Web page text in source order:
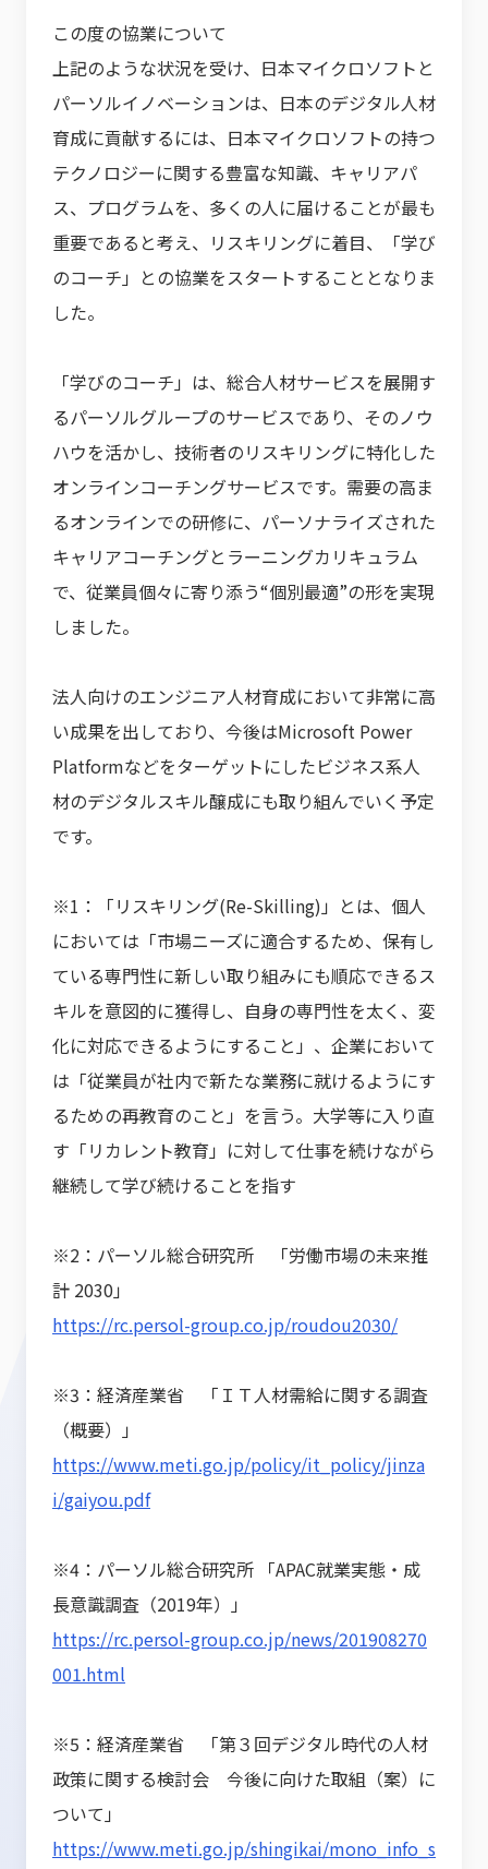
この度の協業について
上記のような状況を受け、日本マイクロソフトと
パーソルイノベーションは、日本のデジタル人材
育成に貢献するには、日本マイクロソフトの持つ
テクノロジーに関する豊富な知識、キャリアパ
ス、プログラムを、多くの人に届けることが最も
重要であると考え、リスキリングに着目、「学び
のコーチ」との協業をスタートすることとなりま
した。
「学びのコーチ」は、総合人材サービスを展開す
るパーソルグループのサービスであり、そのノウ
ハウを活かし、技術者のリスキリングに特化した
オンラインコーチングサービスです。需要の高ま
るオンラインでの研修に、パーソナライズされた
キャリアコーチングとラーニングカリキュラム
で、従業員個々に寄り添う“個別最適”の形を実現
しました。
法人向けのエンジニア人材育成において非常に高
い成果を出しており、今後はMicrosoft Power
Platformなどをターゲットにしたビジネス系人
材のデジタルスキル醸成にも取り組んでいく予定
です。
※1：「リスキリング(Re-Skilling)」とは、個人
においては「市場ニーズに適合するため、保有し
ている専門性に新しい取り組みにも順応できるス
キルを意図的に獲得し、自身の専門性を太く、変
化に対応できるようにすること」、企業において
は「従業員が社内で新たな業務に就けるようにす
るための再教育のこと」を言う。大学等に入り直
す「リカレント教育」に対して仕事を続けながら
継続して学び続けることを指す
※2：パーソル総合研究所 「労働市場の未来推
計 2030」
https://rc.persol-group.co.jp/roudou2030/
※3：経済産業省 「ＩＴ人材需給に関する調査
（概要）」
https://www.meti.go.jp/policy/it_policy/jinza
i/gaiyou.pdf
※4：パーソル総合研究所 「APAC就業実態・成
長意識調査（2019年）」
https://rc.persol-group.co.jp/news/201908270
001.html
※5：経済産業省 「第３回デジタル時代の人材
政策に関する検討会 今後に向けた取組（案）に
ついて」
https://www.meti.go.jp/shingikai/mono_info_s